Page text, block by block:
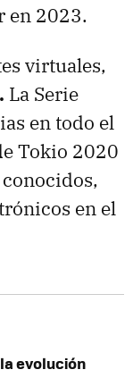
en 2023.
virtuales,
La Serie
en todo el
Tokio 2020
en el
evolución